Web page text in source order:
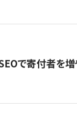
SEOで寄付者